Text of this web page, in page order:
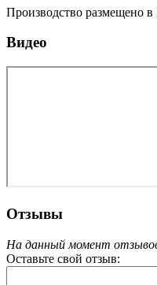
Производство размещено в
Видео
Отзывы
На данный момент
Оставьте свой отзыв: